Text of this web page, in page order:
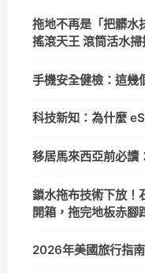
拖地不再是「把髒
搖滾天王 滾筒活水
手機安全健檢：這幾
科技新知：為什麼
移居馬來西亞前必
鎖水拖布技術下放
開箱，拖完地板赤腳
2026年美國旅行指